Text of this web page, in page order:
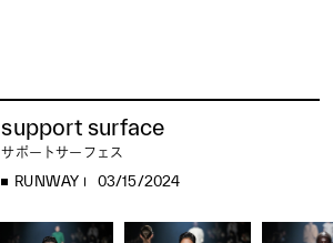
support surface
サポートサーフェス
RUNWAY 03/15/2024